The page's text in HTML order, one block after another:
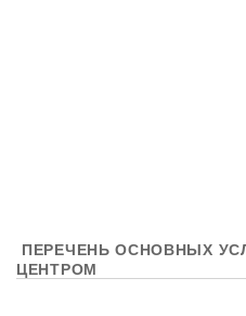
ПЕРЕЧЕНЬ ОСНОВНЫХ
ЦЕНТРОМ